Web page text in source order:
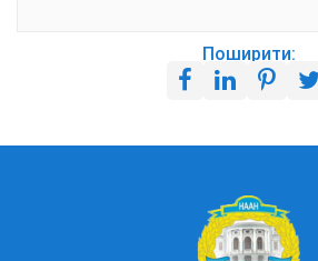
Поширити: